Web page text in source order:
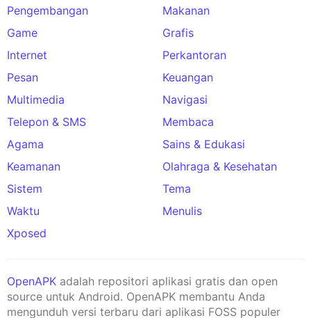
Pengembangan
Makanan
Game
Grafis
Internet
Perkantoran
Pesan
Keuangan
Multimedia
Navigasi
Telepon & SMS
Membaca
Agama
Sains & Edukasi
Keamanan
Olahraga & Kesehatan
Sistem
Tema
Waktu
Menulis
Xposed
OpenAPK adalah repositori aplikasi gratis dan open
source untuk Android. OpenAPK membantu Anda
mengunduh versi terbaru dari aplikasi FOSS populer